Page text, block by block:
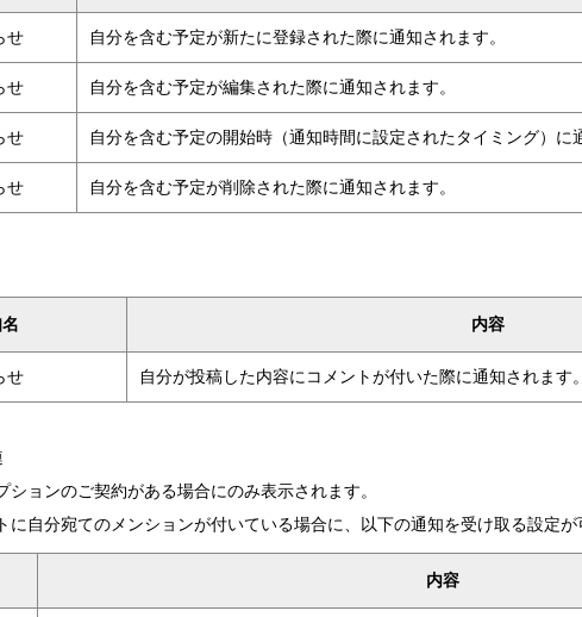
せ 自分を含む予定が新たに登録された際に通知されます。
せ 自分を含む予定が編集された際に通知されます。
せ 自分を含む予定の開始時（通知時間に設定されたタイミング）に
せ 自分を含む予定が削除された際に通知されます。
内容
せ 自分が投稿した内容にコメントが付いた際に通知されます
ョンのご契約がある場合にのみ表示されます。
に自分宛てのメンションが付いている場合に、以下の通知を受け取る設定
内容